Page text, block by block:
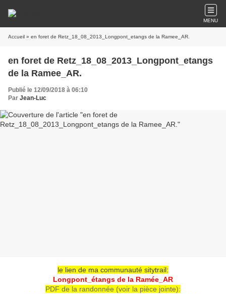
MENU
Accueil » en foret de Retz_18_08_2013_Longpont_etangs de la Ramee_AR.
en foret de Retz_18_08_2013_Longpont_etangs
de la Ramee_AR.
Publié le 12/09/2018 à 06:10
Par Jean-Luc
le lien de ma communauté sitytrail:
Longpont_étangs de la Ramée_AR
PDF de la randonnée (voir la pièce jointe):